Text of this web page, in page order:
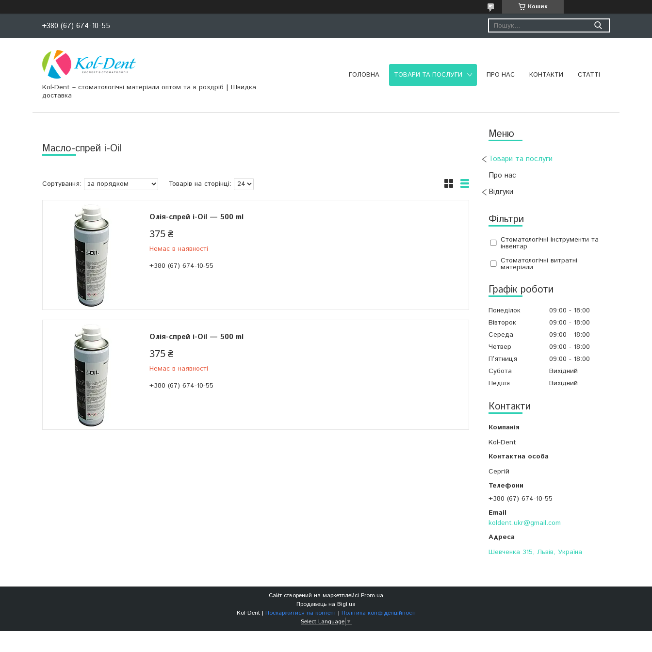
Кошик
+380 (67) 674-10-55
Kol-Dent – ​​стоматологічні матеріали оптом та в роздріб | Швидка
доставка
ГОЛОВНА ТОВАРИ ТА ПОСЛУГИ ПРО НАС КОНТАКТИ СТАТТІ
Товари та послуги
Про нас
Відгуки
Фільтри
Стоматологічні інструменти та
інвентар
Стоматологічні витратні
матеріали
Графік роботи
Понеділок 09:00
18:00
Вівторок
09:00
18:00
Середа
09:00
18:00
Четвер
09:00
18:00
Пʼятниця
09:00
18:00
Субота
Вихідний
Неділя
Вихідний
Контакти
Kol-Dent
Сергій
+380 (67) 674-10-55
koldent.ukr@gmail.com
Шевченка 315, Львів, Україна
Масло-спрей i-Oil
Олія-спрей i-Oil — 500 ml
375 ₴
Немає в наявності
+380 (67) 674-10-55
Олія-спрей i-Oil — 500 ml
375 ₴
Немає в наявності
+380 (67) 674-10-55
Сайт створений на маркетплейсі Prom.ua
Продавець на Bigl.ua
Kol-Dent | Поскаржитися на контент | Політика конфіденційності
Select Language ▼